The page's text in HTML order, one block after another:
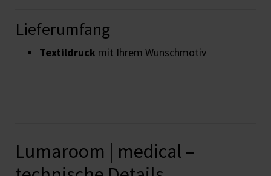
Lieferumfang
Textildruck mit Ihrem Wunschmotiv
Lumaroom | medical –